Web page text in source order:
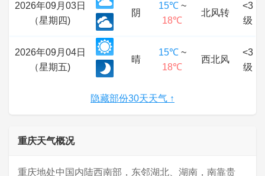
2026年09月03日
（星期四)
阴
15℃~
18℃
北风转
<3
级
2026年09月04日
（星期五)
晴
15℃~
18℃
西北风
<3
级
隐藏部份30天天气 ↑
重庆天气概况
重庆地处中国内陆西南部，东邻湖北、湖南，南靠贵